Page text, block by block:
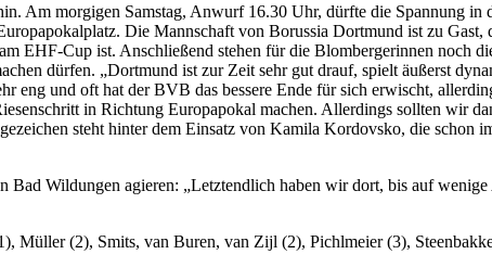
Am morgigen Samstag, Anwurf 16.30 Uhr, dürfte die Spannung
Die Mannschaft von Borussia Dortmund ist zu
EHF-Cup ist. Anschließend stehen für die Blombergerinnen noch
dürfen. „Dortmund ist zur Zeit sehr gut drauf, spielt äußerst
eng und oft hat der BVB das bessere Ende für sich erwischt,
in Richtung Europapokal machen. Allerdings sollten wir
steht hinter dem Einsatz von Kamila Kordovsko, die schon
Bad Wildungen agieren: „Letztendlich haben wir dort, bis auf
(2), Smits, van Buren, van Zijl (2), Pichlmeier (3),